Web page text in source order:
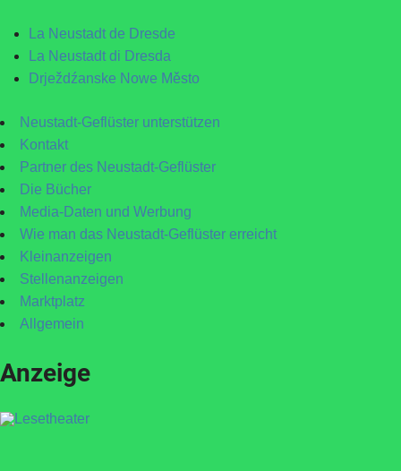
La Neustadt de Dresde
La Neustadt di Dresda
Drježdźanske Nowe Město
Neustadt-Geflüster unterstützen
Kontakt
Partner des Neustadt-Geflüster
Die Bücher
Media-Daten und Werbung
Wie man das Neustadt-Geflüster erreicht
Kleinanzeigen
Stellenanzeigen
Marktplatz
Allgemein
Anzeige